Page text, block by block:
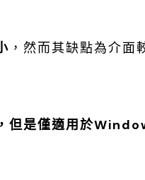
，然而其缺點為介面
但是僅適用於